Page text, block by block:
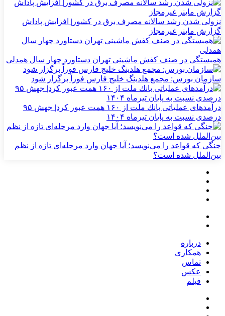
نزولی شدن رشد سالانه مصرف برق در کشور| افزایش پاداش
گزارش ماینر غیرمجاز
همبستگی در صنف کفش ماشینی تهران دستاورد چهار سال همدلی
سازمان بورس: مجمع هلدینگ خلیج فارس فوراً برگزار شود
درآمدهای عملیاتی بانك ملت از ۱۶۰ همت عبور كرد| جهش ۹۵
درصدی نسبت به پایان تیرماه ۱۴۰۴
جنگی که قواعد را می‌نویسد؛ آیا جهان وارد مرحله‌ای تازه از نظم
بین‌الملل شده است؟
درباره
همکاری
تماس
عکس
فیلم